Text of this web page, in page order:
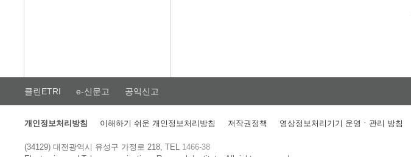
클린ETRI e-신문고 공익신고
개인정보처리방침 이해하기 쉬운 개인정보처리방침 저작권정책 영상정보처리기기 운영ㆍ관리 방침
(34129) 대전광역시 유성구 가정로 218, TEL 1466-38